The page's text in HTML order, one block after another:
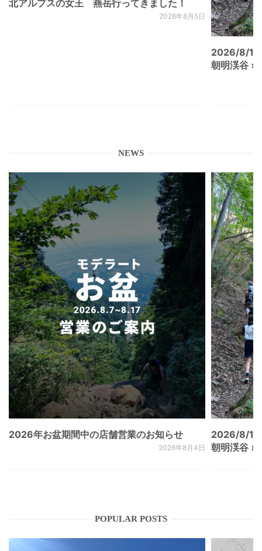
北アルプスの女王 燕岳行ってきました！
2026年8月5日
2026/8/
朝明渓谷 ×
NEWS
2026年お盆期間中の店舗営業のお知らせ
2026年8月4日
2026/8/
朝明渓谷 ×
POPULAR POSTS